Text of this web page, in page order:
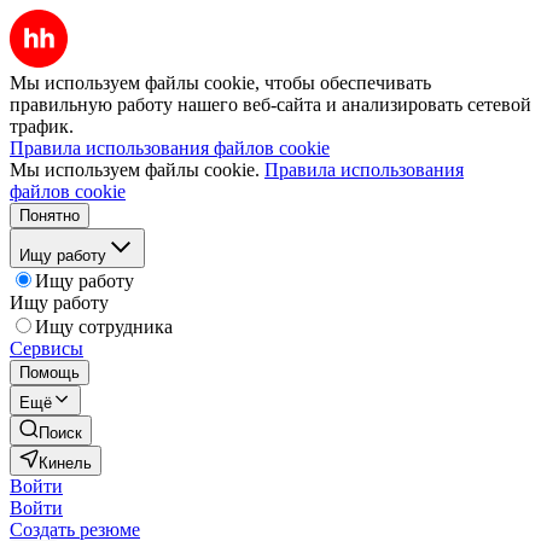
Мы используем файлы cookie, чтобы обеспечивать
правильную работу нашего веб-сайта и анализировать сетевой
трафик.
Правила использования файлов cookie
Мы используем файлы cookie. Правила использования
файлов cookie
Понятно
Ищу работу
Ищу работу
Ищу работу
Ищу сотрудника
Сервисы
Помощь
Ещё
Поиск
Кинель
Войти
Войти
Создать резюме